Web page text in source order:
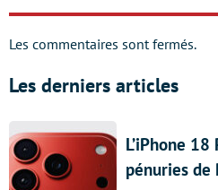
Les commentaires sont fermés.
Les derniers articles
L’iPhone
pénuries de